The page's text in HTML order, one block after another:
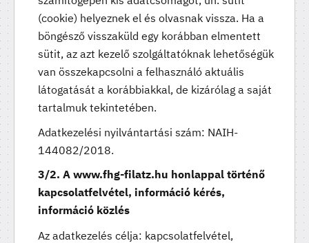
(cookie) helyeznek el és olvasnak vissza. Ha a
böngésző visszaküld egy korábban elmentett
sütit, az azt kezelő szolgáltatóknak lehetőségük
van összekapcsolni a felhasználó aktuális
látogatását a korábbiakkal, de kizárólag a saját
tartalmuk tekintetében.
Adatkezelési nyilvántartási szám: NAIH-
144082/2018.
3/2. A www.fhg-filatz.hu honlappal történő
kapcsolatfelvétel, információ kérés,
információ közlés
Az adatkezelés célja: kapcsolatfelvétel,